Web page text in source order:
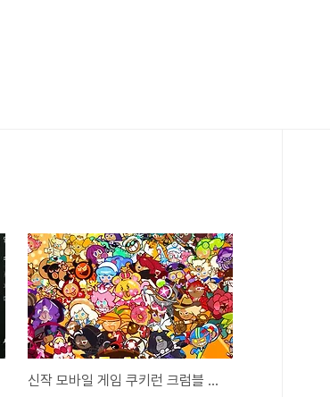
신작 모바일 게임 쿠키런 크럼블 쿠폰 정리